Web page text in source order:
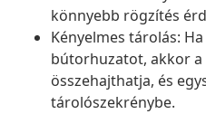
könnyebb rögzítés
Kényelmes tárolás:
bútorhuzatot, akkor
összehajthatja, és
tárolószekrénybe.